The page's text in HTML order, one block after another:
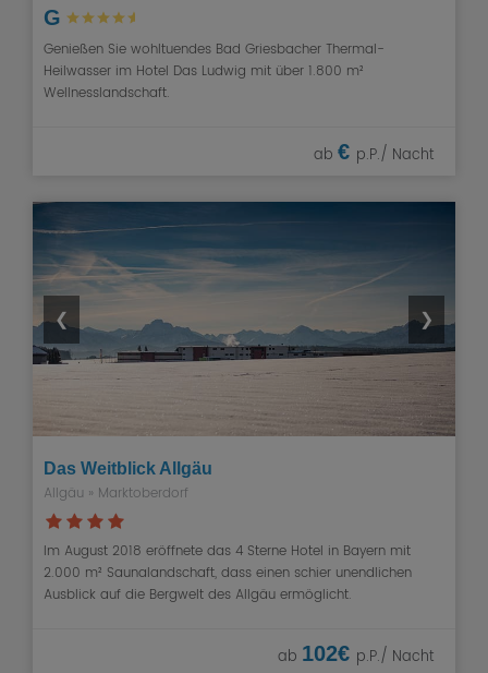
G
Genießen Sie wohltuendes Bad Griesbacher Thermal-
Heilwasser im Hotel Das Ludwig mit über 1.800 m²
Wellnesslandschaft.
ab € p.P./ Nacht
❮ ❯
Das Weitblick Allgäu
Allgäu » Marktoberdorf
Im August 2018 eröffnete das 4 Sterne Hotel in Bayern mit
2.000 m² Saunalandschaft, dass einen schier unendlichen
Ausblick auf die Bergwelt des Allgäu ermöglicht.
ab 102€ p.P./ Nacht